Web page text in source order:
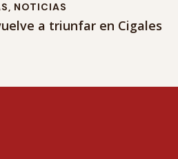
, NOTICIAS
a triunfar en Cigales